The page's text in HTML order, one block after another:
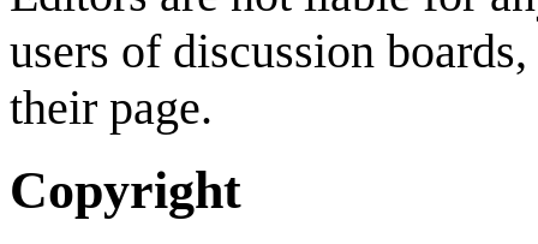
users of discussion
their page.
Copyright